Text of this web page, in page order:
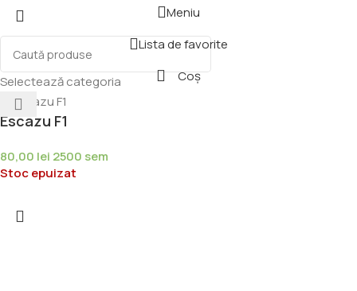
Selectează categoria
Meniu
Lista de favorite
Coș
Escazu F1
80,00 lei 2500 sem
Stoc epuizat